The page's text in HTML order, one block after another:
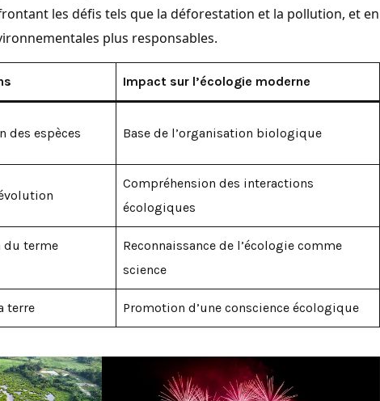
les défis tels que la déforestation et la pollution, et en
plus responsables.
Impact sur l’écologie moderne
des espèces Base de l’organisation biologique
Compréhension des interactions
écologiques
terme
Reconnaissance de l’écologie comme
science
terre Promotion d’une conscience écologique